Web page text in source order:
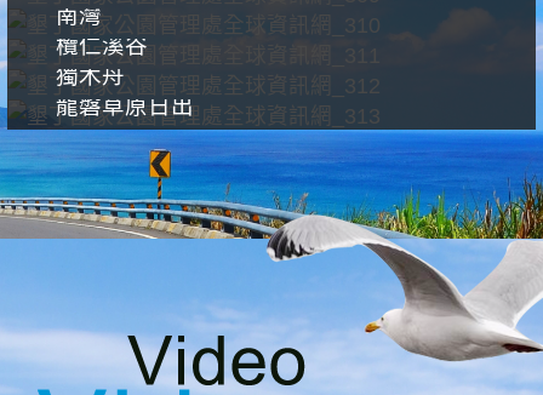
南灣
欖仁溪谷
獨木舟
龍磐草原日出